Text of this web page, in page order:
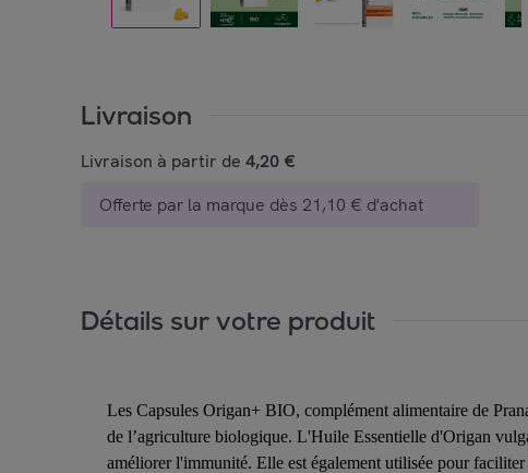
Livraison
Livraison à partir de 4,20 €
Offerte par la marque dès 21,10 € d'achat
Détails sur votre produit
Les Capsules Origan+ BIO, complément alimentaire de
de l’agriculture biologique. L'Huile Essentielle d'Origan
améliorer l'immunité. Elle est également utilisée pour